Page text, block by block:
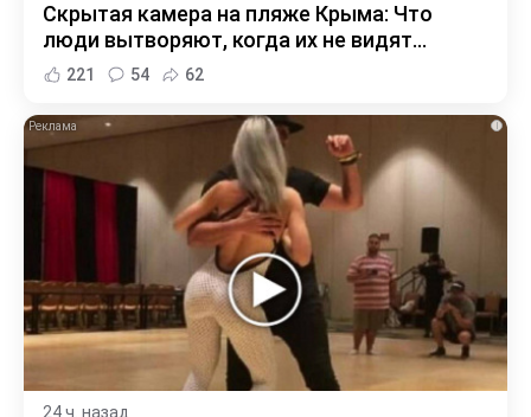
Скрытая камера на пляже Крыма: Что
люди вытворяют, когда их не видят...
221 54 62
i
24 ч. назад